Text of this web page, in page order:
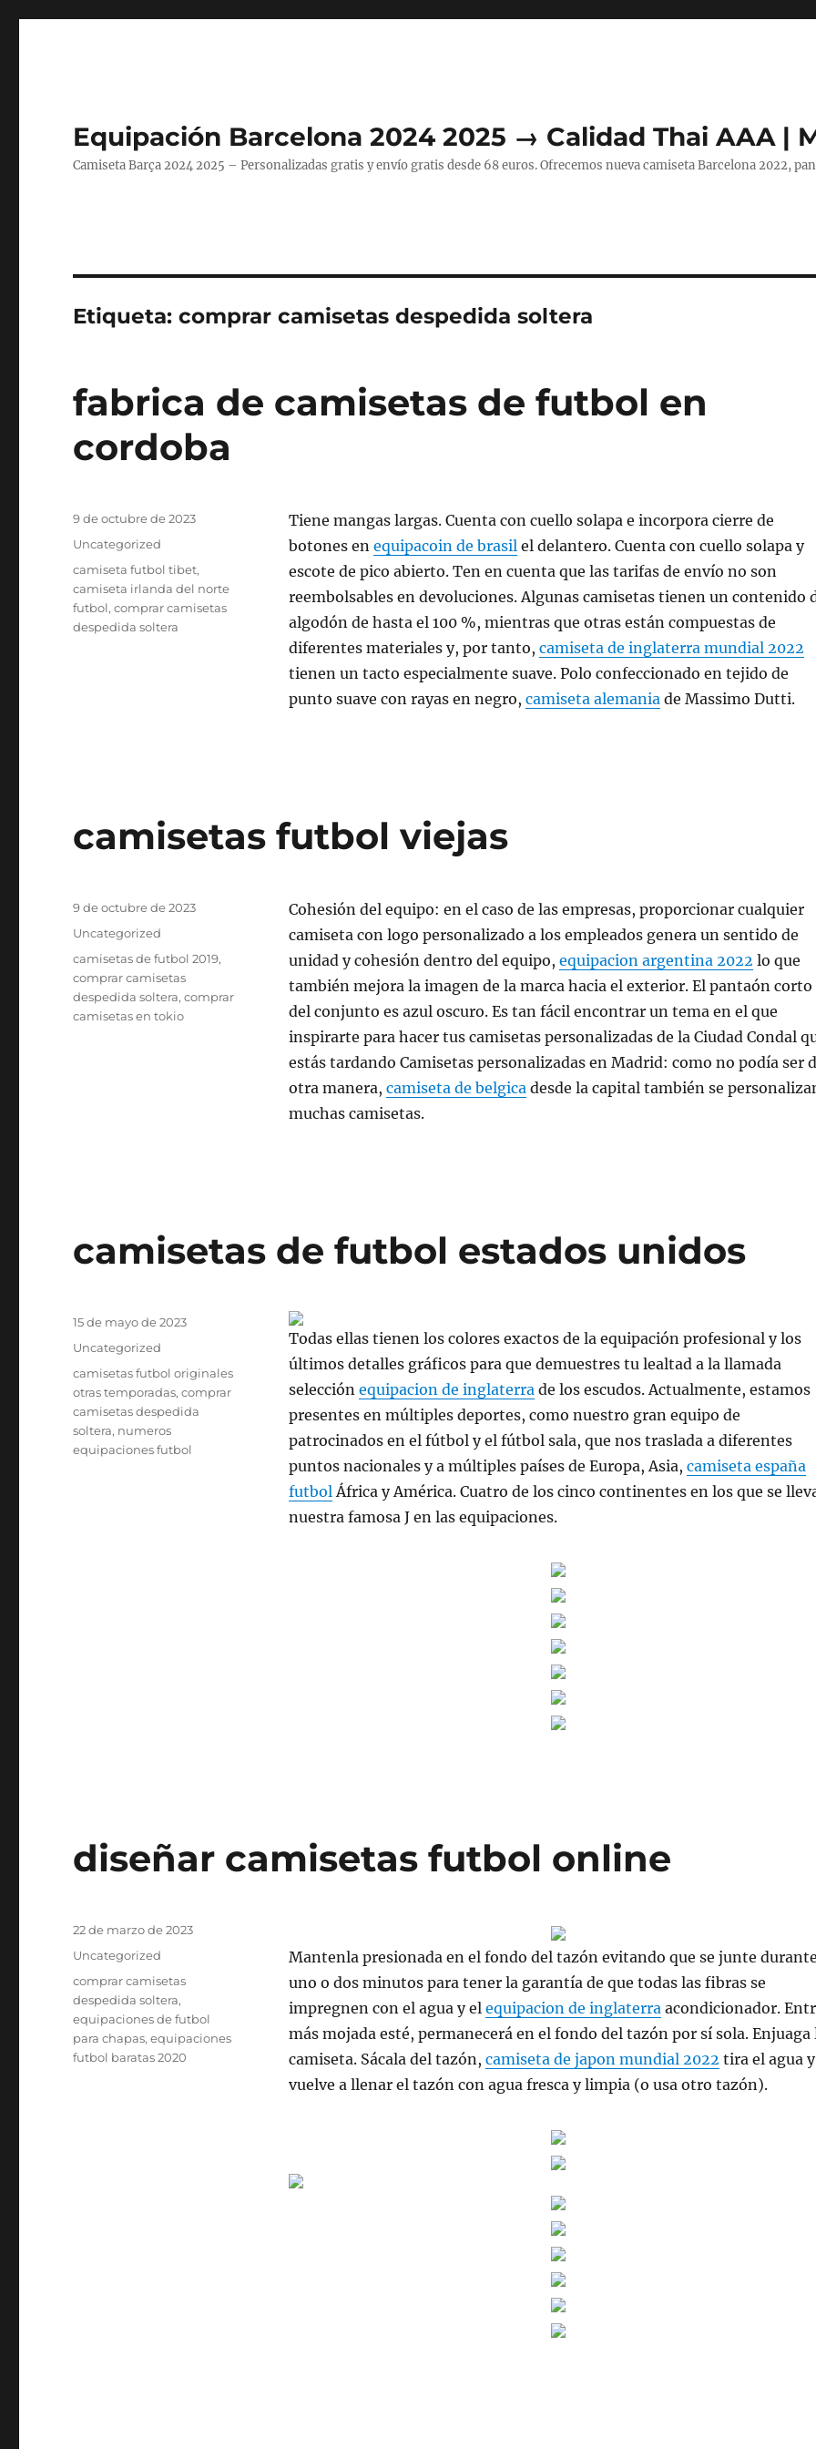
Equipación Barcelona 2024 2025 → Calidad Thai AAA |
Camiseta Barça 2024 2025 – Personalizadas gratis y envío gratis desde 68 euros. Ofrecemos nueva camiseta Barcelona 2022,
Etiqueta:comprar camisetas despedida soltera
fabrica de camisetas de futbol en
cordoba
Tiene mangas largas. Cuenta con cuello solapa e incorpora cierre de
botones en equipacoin de brasilel delantero. Cuenta con cuello solapa y
escote de pico abierto. Ten en cuenta que las tarifas de envío no son
reembolsables en devoluciones. Algunas camisetas tienen un contenido
algodón de hasta el 100 %, mientras que otras están compuestas de
diferentes materiales y, por tanto, camiseta de inglaterra mundial 2022
tienen un tacto especialmente suave. Polo confeccionado en tejido de
punto suave con rayas en negro, camiseta alemaniade Massimo Dutti.
Publicado
9 de octubre de 2023
Categorías
Uncategorized
Etiquetas
camiseta futbol tibet,
camiseta irlanda del norte
futbol,comprar camisetas
despedida soltera
camisetas futbol viejas
Cohesión del equipo: en el caso de las empresas, proporcionar cualquier
camiseta con logo personalizado a los empleados genera un sentido de
unidad y cohesión dentro del equipo, equipacion argentina 2022 lo que
también mejora la imagen de la marca hacia el exterior. El pantaón corto
del conjunto es azul oscuro. Es tan fácil encontrar un tema en el que
inspirarte para hacer tus camisetas personalizadas de la Ciudad Condal
estás tardando Camisetas personalizadas en Madrid: como no podía ser
otra manera, camiseta de belgicadesde la capital también se
muchas camisetas.
Publicado
9 de octubre de 2023
Categorías
Uncategorized
Etiquetas
camisetas de futbol 2019,
comprar camisetas
despedida soltera,comprar
camisetas en tokio
camisetas de futbol estados unidos
Todas ellas tienen los colores exactos de la equipación profesional y los
últimos detalles gráficos para que demuestres tu lealtad a la llamada
selección equipacion de inglaterrade los escudos. Actualmente, estamos
presentes en múltiples deportes, como nuestro gran equipo de
patrocinados en el fútbol y el fútbol sala, que nos traslada a diferentes
puntos nacionales y a múltiples países de Europa, Asia, camiseta españa
futbolÁfrica y América. Cuatro de los cinco continentes en los que se
nuestra famosa J en las equipaciones.
Publicado
15 de mayo de 2023
Categorías
Uncategorized
Etiquetas
camisetas futbol originales
otras temporadas,comprar
camisetas despedida
soltera, numeros
equipaciones futbol
diseñar camisetas futbol online
Mantenla presionada en el fondo del tazón evitando que se junte
uno o dos minutos para tener la garantía de que todas las fibras se
impregnen con el agua y el equipacion de inglaterraacondicionador.
más mojada esté, permanecerá en el fondo del tazón por sí sola. Enjuaga
camiseta. Sácala del tazón, camiseta de japon mundial 2022 tira el agua y
vuelve a llenar el tazón con agua fresca y limpia (o usa otro tazón).
Publicado
22 de marzo de 2023
Categorías
Uncategorized
Etiquetas
comprar camisetas
despedida soltera,
equipaciones de futbol
para chapas,equipaciones
futbol baratas 2020